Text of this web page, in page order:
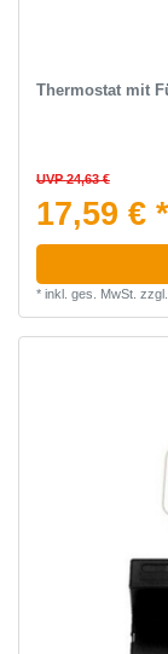
Thermostat mit
UVP 24,63 €
17,59 € *
* inkl. ges. MwSt. zzgl.